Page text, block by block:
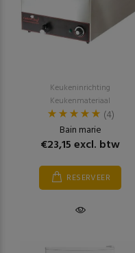
Keukeninrichting
Keukenmateriaal
(4)
Bain marie
€23,15 excl. btw
RESERVEER